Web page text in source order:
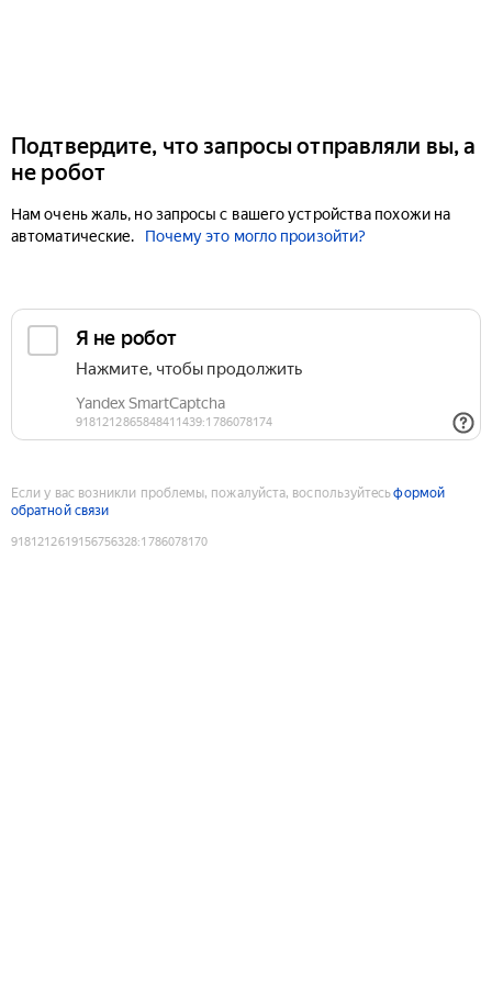
Подтвердите, что запросы отправляли вы, а
не робот
Нам очень жаль, но запросы с вашего устройства похожи на
автоматические.
Почему это могло произойти?
Если у вас возникли проблемы, пожалуйста, воспользуйтесьформой
обратной связи
9181212619156756328:1786078170